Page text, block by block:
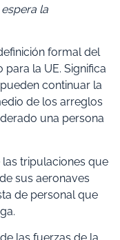
la
formal del
la UE. Significa
continuar la
de los arreglos
una persona
las tripulaciones que
sus aeronaves
de personal que